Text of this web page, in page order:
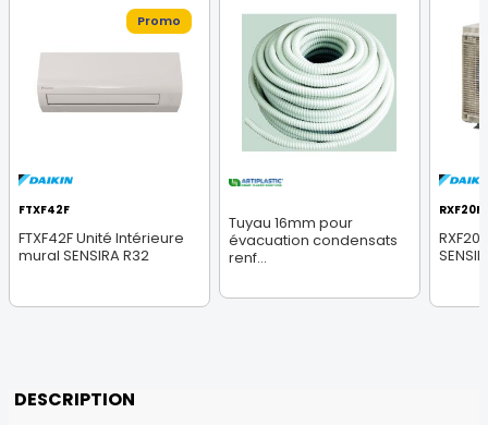
Promo
FTXF42F
FTXF42F Unité Intérieure
mural SENSIRA R32
Tuyau 16mm pour
évacuation condensats
renf...
RXF20F
DESCRIPTION